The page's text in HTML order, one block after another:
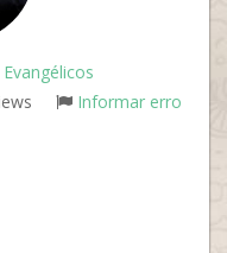
Informar erro